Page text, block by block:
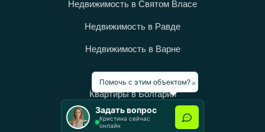
Недвижимость в Святом Власе
Недвижимость в Равде
Недвижимость в Варне
Категории
Квартиры в Болгарии
Дома в Болгарии
×
Помочь с этим объектом?
Задать вопрос
Кристина сейчас
онлайн